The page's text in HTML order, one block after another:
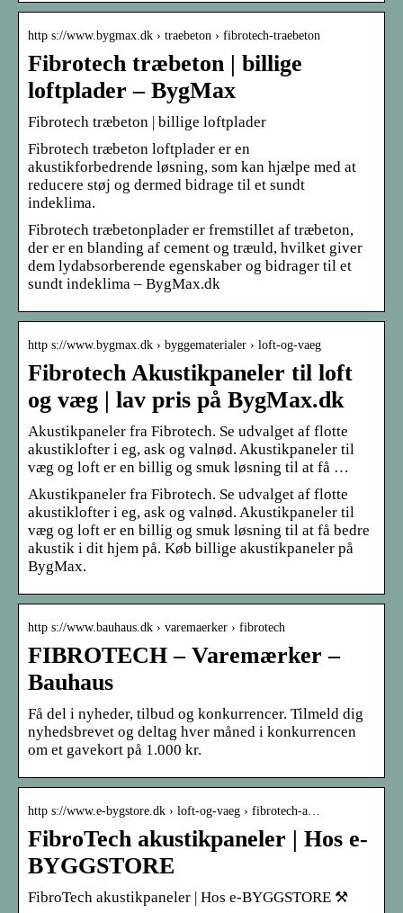
http s://www.bygmax.dk › traebeton › fibrotech-traebeton
Fibrotech træbeton | billige
loftplader – BygMax
Fibrotech træbeton | billige loftplader
Fibrotech træbeton loftplader er en
akustikforbedrende løsning, som kan hjælpe med at
reducere støj og dermed bidrage til et sundt
indeklima.
Fibrotech træbetonplader er fremstillet af træbeton,
der er en blanding af cement og træuld, hvilket giver
dem lydabsorberende egenskaber og bidrager til et
sundt indeklima – BygMax.dk
http s://www.bygmax.dk › byggematerialer › loft-og-vaeg
Fibrotech Akustikpaneler til loft
og væg | lav pris på BygMax.dk
Akustikpaneler fra Fibrotech. Se udvalget af flotte
akustiklofter i eg, ask og valnød. Akustikpaneler til
væg og loft er en billig og smuk løsning til at få …
Akustikpaneler fra Fibrotech. Se udvalget af flotte
akustiklofter i eg, ask og valnød. Akustikpaneler til
væg og loft er en billig og smuk løsning til at få bedre
akustik i dit hjem på. Køb billige akustikpaneler på
BygMax.
http s://www.bauhaus.dk › varemaerker › fibrotech
FIBROTECH – Varemærker –
Bauhaus
Få del i nyheder, tilbud og konkurrencer. Tilmeld dig
nyhedsbrevet og deltag hver måned i konkurrencen
om et gavekort på 1.000 kr.
http s://www.e-bygstore.dk › loft-og-vaeg › fibrotech-a…
FibroTech akustikpaneler | Hos e-
BYGGSTORE
FibroTech akustikpaneler | Hos e-BYGGSTORE ⚒